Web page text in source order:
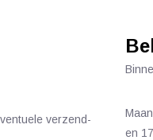
verzend-
en